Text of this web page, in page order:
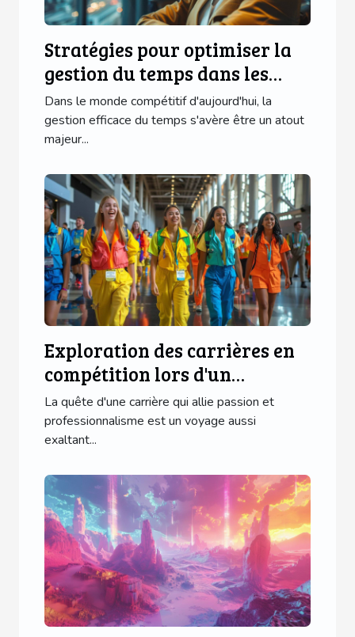
Stratégies pour optimiser la
gestion du temps dans les
PME
Dans le monde compétitif d'aujourd'hui, la
gestion efficace du temps s'avère être un atout
majeur...
Exploration des carrières en
compétition lors d'un
événement national
La quête d'une carrière qui allie passion et
professionnalisme est un voyage aussi
exaltant...